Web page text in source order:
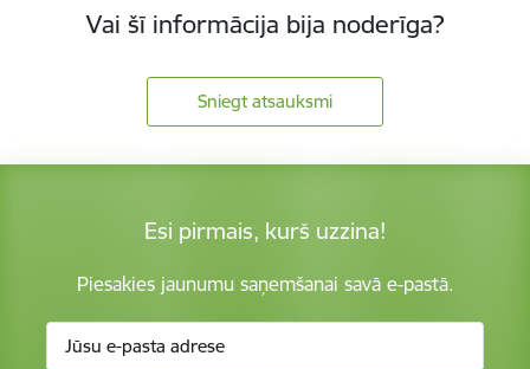
Vai šī informācija bija noderīga?
Sniegt atsauksmi
Esi pirmais, kurš uzzina!
Piesakies jaunumu saņemšanai savā e-pastā.